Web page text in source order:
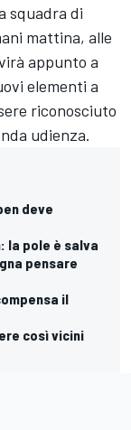
squadra di
mattina, alle
appunto a
elementi a
riconosciuto
udienza.
deve
la pole è salva
pensare
il
così vicini